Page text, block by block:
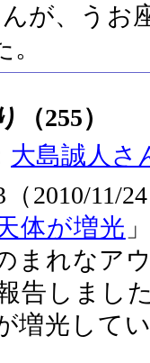
が、うお
255）
大島誠人さ
2010/11/
体が増光
まれなア
告しまし
増光して